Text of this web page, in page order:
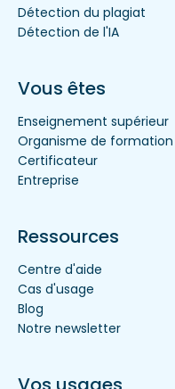
Détection du plagiat
Détection de l'IA
Vous êtes
Enseignement supérieur
Organisme de formation
Certificateur
Entreprise
Ressources
Centre d'aide
Cas d'usage
Blog
Notre newsletter